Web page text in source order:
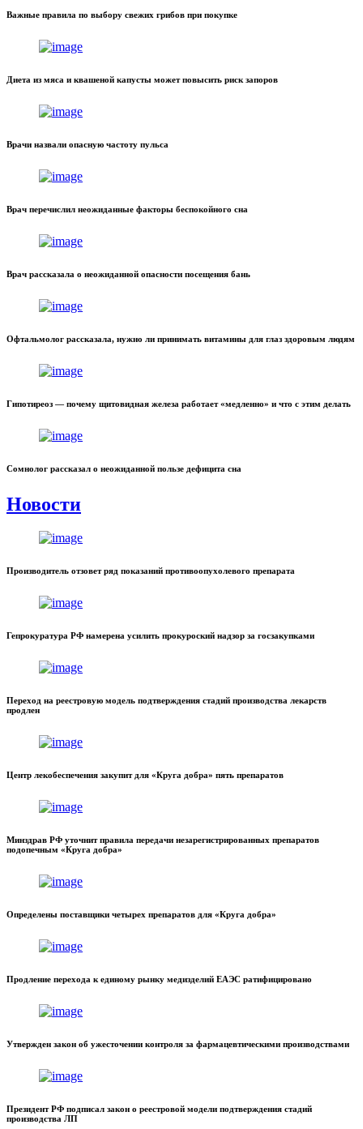
Важные правила по выбору свежих грибов при покупке
Диета из мяса и квашеной капусты может повысить риск запоров
Врачи назвали опасную частоту пульса
Врач перечислил неожиданные факторы беспокойного сна
Врач рассказала о неожиданной опасности посещения бань
Офтальмолог рассказала, нужно ли принимать витамины для глаз здоровым людям
Гипотиреоз — почему щитовидная железа работает «медленно» и что с этим делать
Сомнолог рассказал о неожиданной пользе дефицита сна
Новости
Производитель отзовет ряд показаний противоопухолевого препарата
Гепрокуратура РФ намерена усилить прокуроский надзор за госзакупками
Переход на реестровую модель подтверждения стадий производства лекарств
продлен
Центр лекобеспечения закупит для «Круга добра» пять препаратов
Минздрав РФ уточнит правила передачи незарегистрированных препаратов
подопечным «Круга добра»
Определены поставщики четырех препаратов для «Круга добра»
Продление перехода к единому рынку медизделий ЕАЭС ратифицировано
Утвержден закон об ужесточении контроля за фармацевтическими производствами
Президент РФ подписал закон о реестровой модели подтверждения стадий
производства ЛП